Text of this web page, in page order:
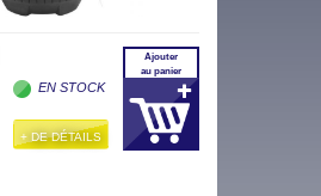
EN STOCK
+ DE DÉTAILS
Ajouter
au panier